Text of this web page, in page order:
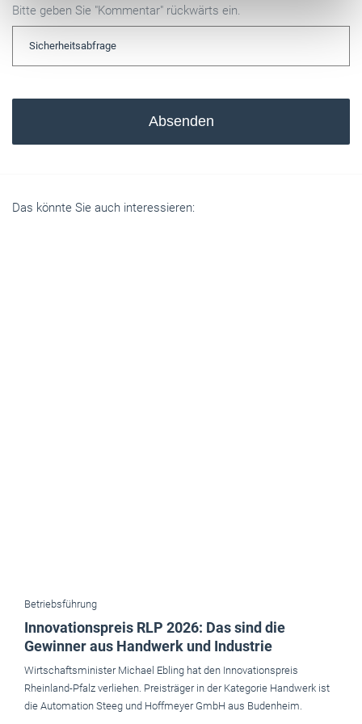
Bitte geben Sie "Kommentar" rückwärts ein.
Absenden
Das könnte Sie auch interessieren:
die Automation Steeg und Hoffmeyer GmbH aus Budenheim.
Juli 2026